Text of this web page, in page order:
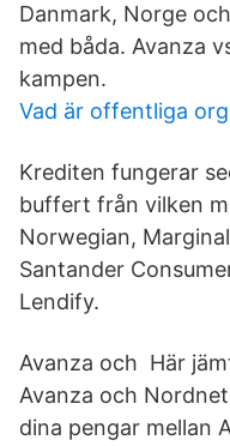
Danmark, Norge
med båda. Avanza
kampen.
Vad är offentliga
Krediten fungerar
buffert från vilken
Norwegian,
Santander
Lendify.
Avanza och Här
Avanza och
dina pengar mellan